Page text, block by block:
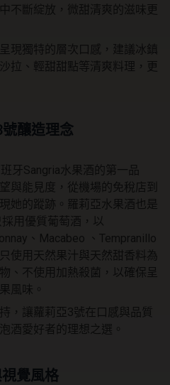
不斷綻放，微甜清爽的滋味更
現獨特的層次口感，建議冰鎮
拉、輕甜甜點等清爽料理，更
釀造理念
牙Sangria水果酒的第一品
與能見度，從機場的免稅店到
她的蹤跡。羅莉亞水果酒也是
用優質葡萄酒，以
、Macabeo 、Tempranillo
使用天然果汁與天然甜香料為
、不使用加熱殺菌，以確保呈
風味。
，讓蘿莉亞3號在口感與品質
酒愛好者的理想之選。
覺風格